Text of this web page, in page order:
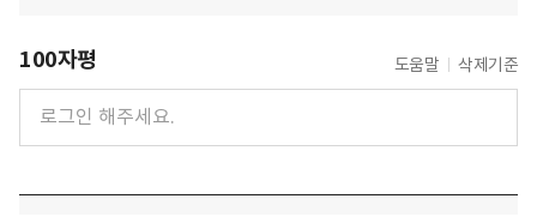
100자평 도움말 삭제기준